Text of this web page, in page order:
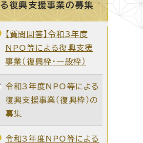
る復興支援事業の募集
【質問回答】令和3年度
NPO等による復興支援
事業（復興枠・一般枠）
令和3年度NPO等による
復興支援事業（復興枠）の
募集
令和3年度NPO等による